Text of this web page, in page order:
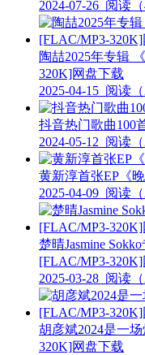
2024-07-26 阅读（
陶喆2025年专辑
320K]网盘下载
2025-04-15 阅读（
抖音热门歌曲100
2024-05-12 阅读（
黄新淳首张EP《
2025-04-09 阅读（
楚晴Jasmine
[FLAC/MP3-
2025-03-28 阅读（
胡彦斌2024是一
320K]网盘下载